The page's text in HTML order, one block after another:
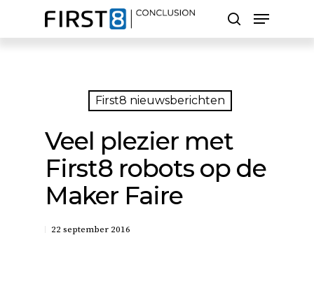
main
Menu
First8 nieuwsberichten
Veel plezier met
First8 robots op de
Maker Faire
22 september 2016
Close